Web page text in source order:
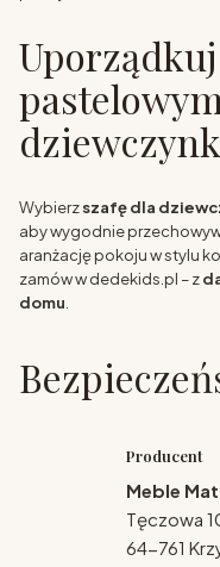
Wybierzszafę dla
aby wygodnie
aranżację pokoju w stylu
zamów w dedekids.pl – z
domu
Producent
Meble
Tęczowa
64-761